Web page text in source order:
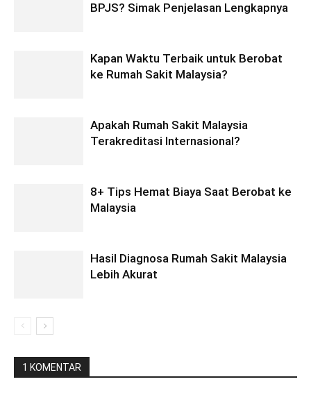
BPJS? Simak Penjelasan Lengkapnya
Kapan Waktu Terbaik untuk Berobat
ke Rumah Sakit Malaysia?
Apakah Rumah Sakit Malaysia
Terakreditasi Internasional?
8+ Tips Hemat Biaya Saat Berobat ke
Malaysia
Hasil Diagnosa Rumah Sakit Malaysia
Lebih Akurat
1 KOMENTAR